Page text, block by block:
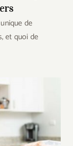
de
et quoi de